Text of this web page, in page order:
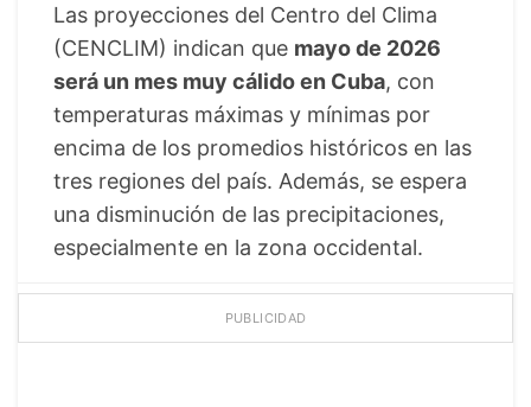
Las proyecciones del Centro del Clima
(CENCLIM) indican que mayo de 2026
será un mes muy cálido en Cuba, con
temperaturas máximas y mínimas por
encima de los promedios históricos en las
tres regiones del país. Además, se espera
una disminución de las precipitaciones,
especialmente en la zona occidental.
PUBLICIDAD